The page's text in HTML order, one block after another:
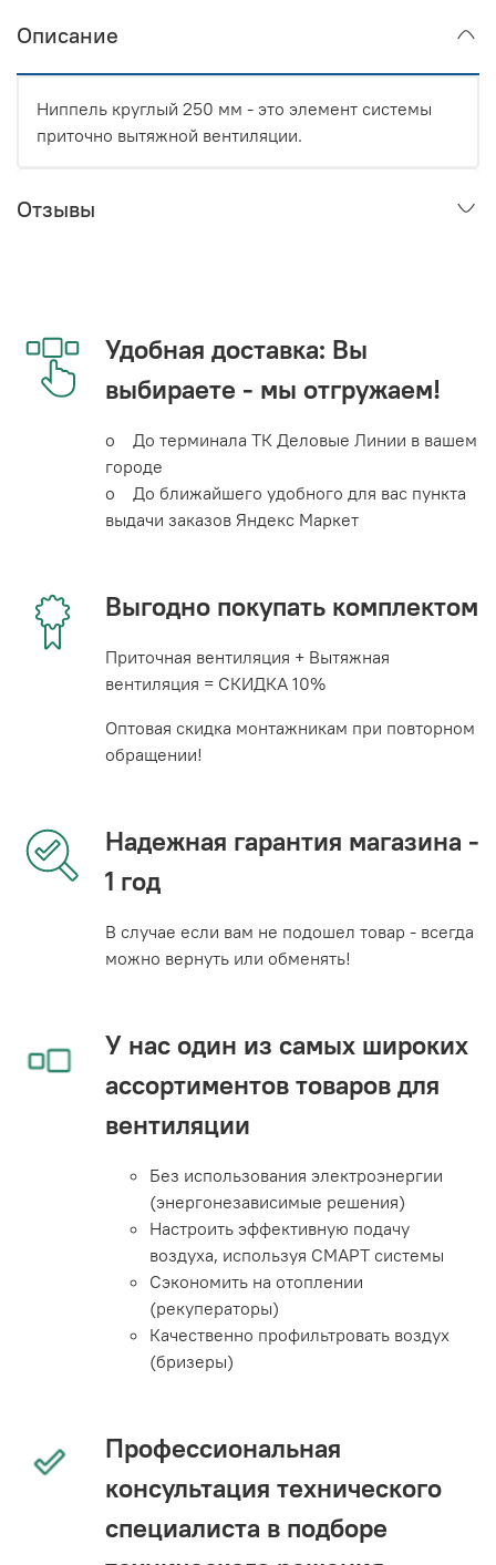
Описание
Ниппель круглый 250 мм - это элемент системы
приточно вытяжной вентиляции.
Отзывы
Удобная доставка: Вы
выбираете - мы отгружаем!
o До терминала ТК Деловые Линии в вашем
городе
o До ближайшего удобного для вас пункта
выдачи заказов Яндекс Маркет
Выгодно покупать комплектом
Приточная вентиляция + Вытяжная
вентиляция = СКИДКА 10%
Оптовая скидка монтажникам при повторном
обращении!
Надежная гарантия магазина -
1 год
В случае если вам не подошел товар - всегда
можно вернуть или обменять!
У нас один из самых широких
ассортиментов товаров для
вентиляции
Без использования электроэнергии
(энергонезависимые решения)
Настроить эффективную подачу
воздуха, используя СМАРТ системы
Сэкономить на отоплении
(рекуператоры)
Качественно профильтровать воздух
(бризеры)
Профессиональная
консультация технического
специалиста в подборе